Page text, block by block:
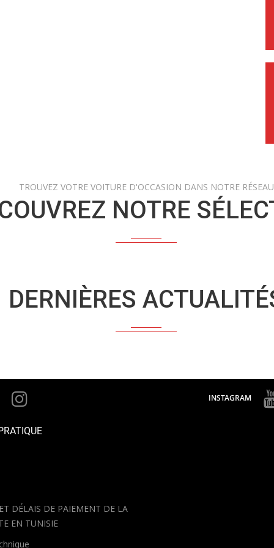
TROUVEZ VOTRE VOITURE D'OCCASION DANS NOTRE RÉSEAU
NOTRE
DERNIÈRES
INSTAGRAM
DÉLAIS DE PAIEMENT DE LA
EN TUNISIE